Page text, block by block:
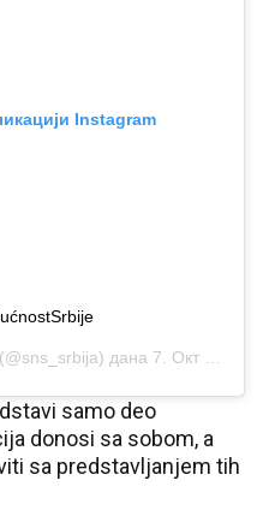
Instagram
(@sns_srbija) дана 7. Окт 2019. у 7:59 PDT
samo deo
donosi sa sobom, a
sa predstavljanjem tih